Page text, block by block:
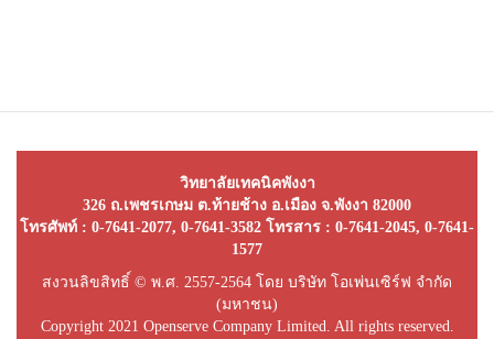
วิทยาลัยเทคนิคพังงา
326 ถ.เพชรเกษม ต.ท้ายช้าง อ.เมือง จ.พังงา 82000
โทรศัพท์ : 0-7641-2077, 0-7641-3582 โทรสาร : 0-7641-2045, 0-7641-
1577
สงวนลิขสิทธิ์ © พ.ศ. 2557-2564 โดย บริษัท โอเพ่นเซิร์ฟ จำกัด
(มหาชน)
Copyright 2021 Openserve Company Limited. All rights reserved.